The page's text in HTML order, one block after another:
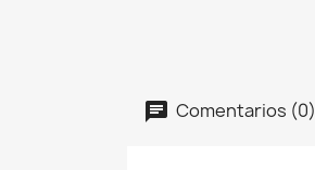
Comentarios (0)